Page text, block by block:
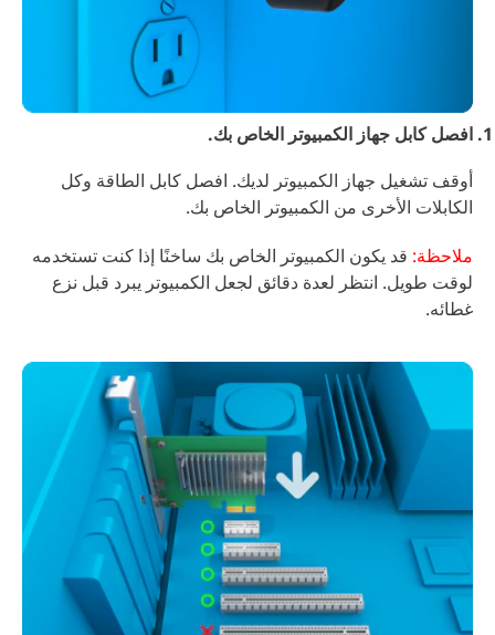
افصل كابل جهاز الكمبيوتر الخاص بك.
أوقف تشغيل جهاز الكمبيوتر لديك. افصل كابل الطاقة وكل
الكابلات الأخرى من الكمبيوتر الخاص بك.
ملاحظة: قد يكون الكمبيوتر الخاص بك ساخنًا إذا كنت تستخدمه
لوقت طويل. انتظر لعدة دقائق لجعل الكمبيوتر يبرد قبل نزع
غطائه.